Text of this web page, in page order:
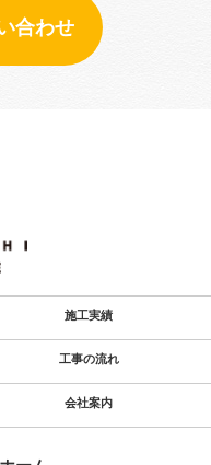
合わせ
施工実績
工事の流れ
会社案内